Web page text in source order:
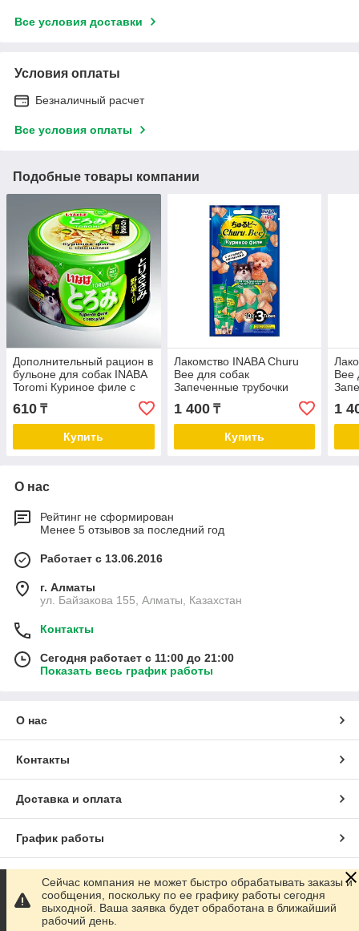
Все условия доставки
Условия оплаты
Безналичный расчет
Все условия оплаты
Подобные товары компании
Дополнительный рацион в
бульоне для собак INABA
Toromi Куриное филе с
овощами 80г
610 ₸
Купить
Лакомство INABA Churu
Bee для собак
Запеченные трубочки
Куриное филе для
поддержания здоровья
ЖКТ 30 г
1 400₸
Купить
Bee
1
О нас
Рейтинг не сформирован
Менее 5 отзывов за последний год
Работает с 13.06.2016
г. Алматы
ул. Байзакова 155, Алматы, Казахстан
Контакты
Сегодня работает с 11:00 до 21:00
Показать весь график работы
О нас
Контакты
Доставка и оплата
График работы
Полная версия сайта
Сайт создан на маркетплейсе Satu.kz
Сейчас компания не может быстро обрабатывать заказы и
сообщения, поскольку по ее графику работы сегодня
выходной. Ваша заявка будет обработана в ближайший
рабочий день.